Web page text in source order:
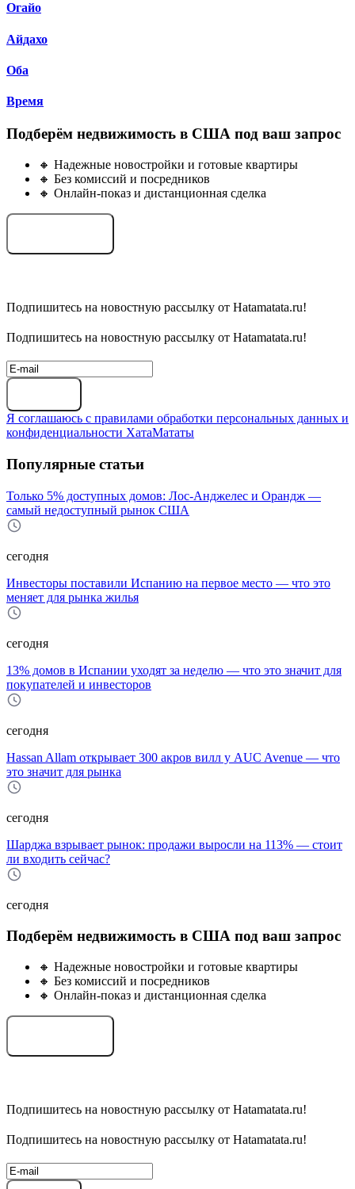
Огайо
Айдахо
Оба
Время
Подберём недвижимость в США под ваш запрос
🔸 Надежные новостройки и готовые квартиры
🔸 Без комиссий и посредников
🔸 Онлайн-показ и дистанционная сделка
Подпишитесь на новостную рассылку от Hatamatata.ru!
Подпишитесь на новостную рассылку от Hatamatata.ru!
Я соглашаюсь с правилами обработки персональных данных и
конфиденциальности ХатаМататы
Популярные статьи
Только 5% доступных домов: Лос‑Анджелес и Орандж —
самый недоступный рынок США
сегодня
Инвесторы поставили Испанию на первое место — что это
меняет для рынка жилья
сегодня
13% домов в Испании уходят за неделю — что это значит для
покупателей и инвесторов
сегодня
Hassan Allam открывает 300 акров вилл у AUC Avenue — что
это значит для рынка
сегодня
Шарджа взрывает рынок: продажи выросли на 113% — стоит
ли входить сейчас?
сегодня
Подберём недвижимость в США под ваш запрос
🔸 Надежные новостройки и готовые квартиры
🔸 Без комиссий и посредников
🔸 Онлайн-показ и дистанционная сделка
Подпишитесь на новостную рассылку от Hatamatata.ru!
Подпишитесь на новостную рассылку от Hatamatata.ru!